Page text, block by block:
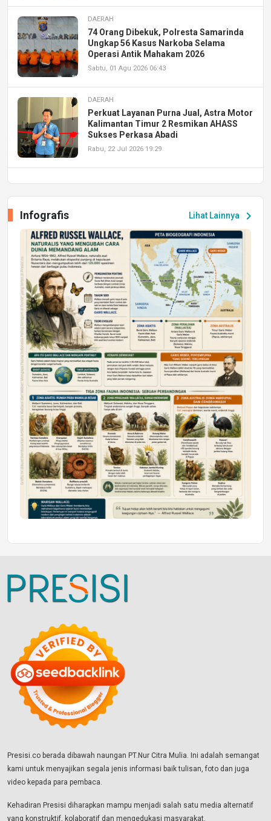
DAERAH
74 Orang Dibekuk, Polresta Samarinda
Ungkap 56 Kasus Narkoba Selama
Operasi Antik Mahakam 2026
Sabtu, 01 Agu 2026 06:43
DAERAH
Perkuat Layanan Purna Jual, Astra Motor
Kalimantan Timur 2 Resmikan AHASS
Sukses Perkasa Abadi
Rabu, 22 Jul 2026 19:29
Peluang Kerja dan Magang
Jumat, 17 Jul 2026 22:30
DAERAH
Astra Motor Kalimantan Timur 2 Dukung
Mahasiswa Samarinda dalam Astra
Honda SDGs Future Leaders 2026
Jumat, 10 Jul 2026 19:01
Lihat Lainnya chevron_right
Infografis
Presisi.co berada dibawah naungan PT.Nur Citra Mulia. Ini adalah semangat
kami untuk menyajikan segala jenis informasi baik tulisan, foto dan juga
video kepada para pembaca.
Kehadiran Presisi diharapkan mampu menjadi salah satu media alternatif
yang konstruktif, kolaboratif dan mengedukasi masyarakat.